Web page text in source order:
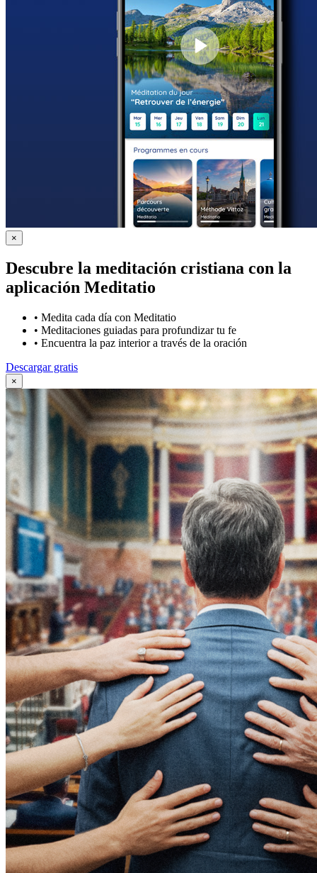
×
Descubre la meditación cristiana con la
aplicación Meditatio
• Medita cada día con Meditatio
• Meditaciones guiadas para profundizar tu fe
• Encuentra la paz interior a través de la oración
Descargar gratis
×